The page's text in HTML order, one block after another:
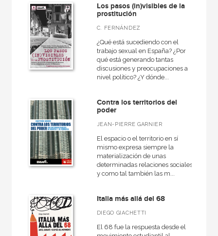
Los pasos (in)visibles de la
prostitución
C. FERNÁNDEZ
¿Qué está sucediendo con el
trabajo sexual en España? ¿Por
qué está generando tantas
discusiones y preocupaciones a
nivel político? ¿Y dónde...
Contra los territorios del
poder
JEAN-PIERRE GARNIER
El espacio o el territorio en sí
mismo expresa siempre la
materialización de unas
determinadas relaciones sociales,
y como tal también las m...
Italia más allá del 68
DIEGO GIACHETTI
El 68 fue la respuesta desde el